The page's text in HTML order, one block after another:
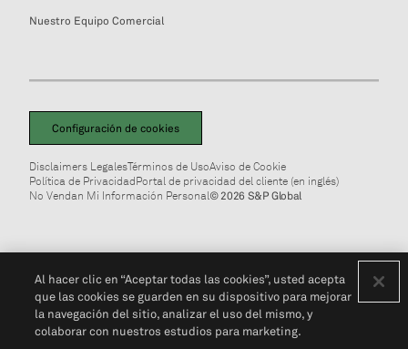
Nuestro Equipo Comercial
Configuración de cookies
Disclaimers LegalesTérminos de UsoAviso de Cookie
Política de PrivacidadPortal de privacidad del cliente (en inglés)
No Vendan Mi Información Personal© 2026 S&P Global
Al hacer clic en “Aceptar todas las cookies”, usted acepta
que las cookies se guarden en su dispositivo para mejorar
la navegación del sitio, analizar el uso del mismo, y
colaborar con nuestros estudios para marketing.